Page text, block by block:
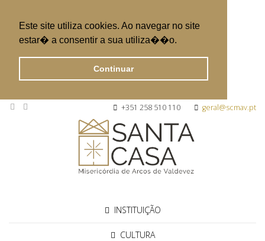
Este site utiliza cookies. Ao navegar no site
estar� a consentir a sua utiliza��o.
Continuar
+351 258 510 110 geral@scmav.pt
INSTITUIÇÃO
CULTURA